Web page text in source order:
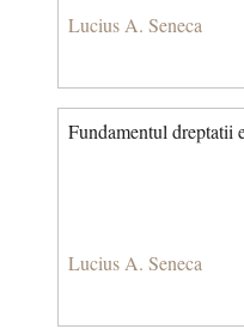
Lucius A. Seneca
Fundamentul dreptatii
Lucius A. Seneca